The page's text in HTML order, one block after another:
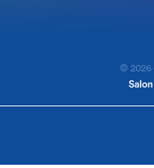
© 2026